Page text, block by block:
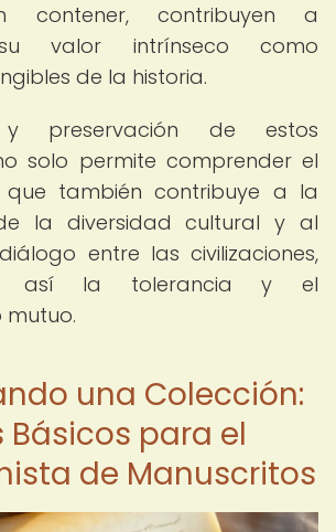
contener, contribuyen a
valor intrínseco como
de la historia.
preservación de estos
solo permite comprender el
que también contribuye a la
la diversidad cultural y al
entre las civilizaciones,
así la tolerancia y el
mutuo.
una Colección:
para el
de Manuscritos